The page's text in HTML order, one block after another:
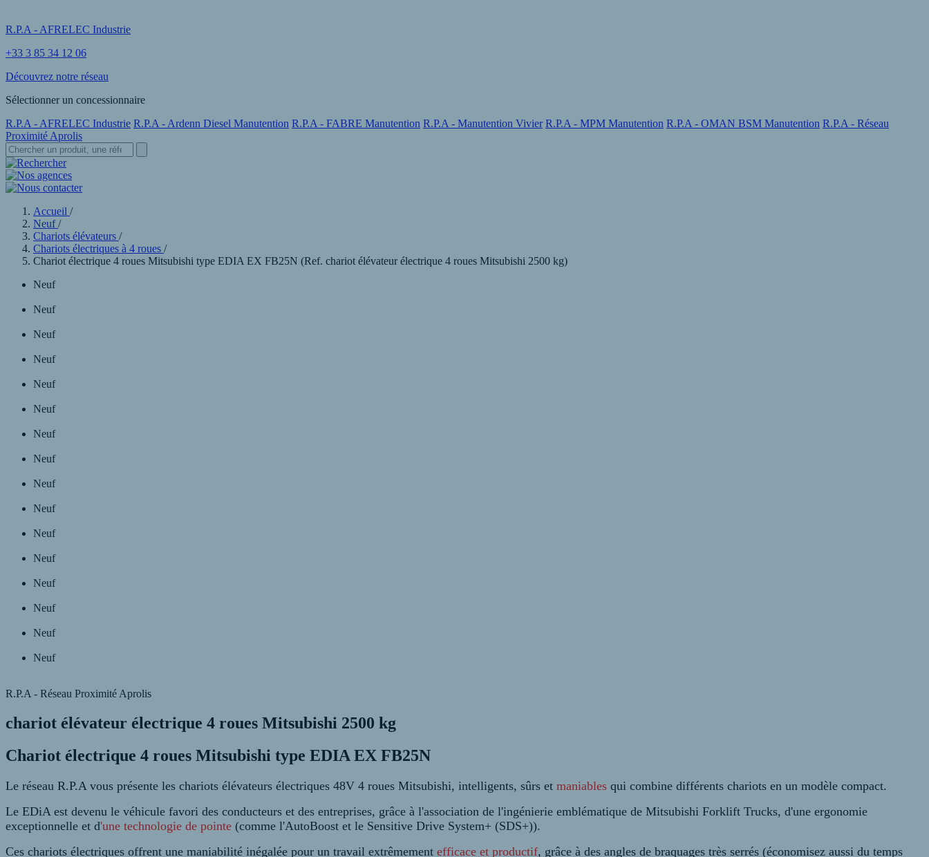
R.P.A - AFRELEC Industrie
+33 3 85 34 12 06
Découvrez notre réseau
Sélectionner un concessionnaire
R.P.A - AFRELEC Industrie R.P.A - Ardenn Diesel Manutention R.P.A - FABRE Manutention R.P.A - Manutention Vivier R.P.A - MPM Manutention R.P.A - OMAN BSM Manutention R.P.A - Réseau
Proximité Aprolis
Accueil /
Neuf/
Chariots élévateurs /
Chariots électriques à 4 roues /
Chariot électrique 4 roues Mitsubishi type EDIA EX FB25N (Ref. chariot élévateur électrique 4 roues Mitsubishi 2500 kg)
Neuf
Neuf
Neuf
Neuf
Neuf
Neuf
Neuf
Neuf
Neuf
Neuf
Neuf
Neuf
Neuf
Neuf
Neuf
Neuf
R.P.A - Réseau Proximité Aprolis
chariot élévateur électrique 4 roues Mitsubishi 2500 kg
Chariot électrique 4 roues Mitsubishi type EDIA EX FB25N
Le réseau R.P.A vous présente les chariots élévateurs électriques 48V 4 roues Mitsubishi, intelligents, sûrs et maniables qui combine différents chariots en un modèle compact.
Le EDiA est devenu le véhicule favori des conducteurs et des entreprises, grâce à l'association de l'ingénierie emblématique de Mitsubishi Forklift Trucks, d'une ergonomie
exceptionnelle et d'une technologie de pointe (comme l'AutoBoost et le Sensitive Drive System+ (SDS+)).
Ces chariots électriques offrent une maniabilité inégalée pour un travail extrêmement efficace et productif, grâce à des angles de braquages très serrés (économisez aussi du temps